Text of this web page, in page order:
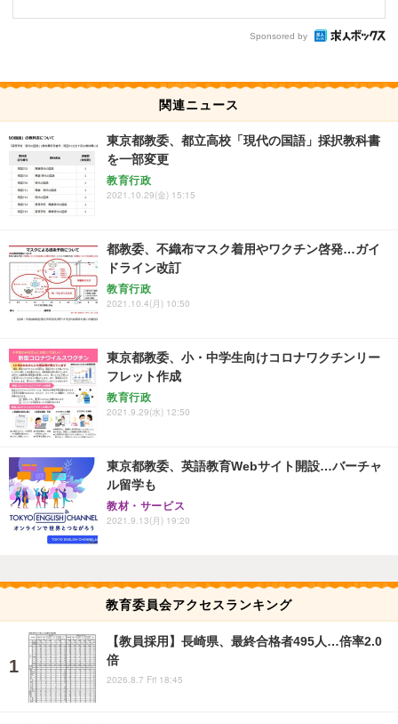
Sponsored by
関連ニュース
東京都教委、都立高校「現代の国語」採択教科書
を一部変更
教育行政
2021.10.29(金) 15:15
都教委、不織布マスク着用やワクチン啓発…ガイ
ドライン改訂
教育行政
2021.10.4(月) 10:50
東京都教委、小・中学生向けコロナワクチンリー
フレット作成
教育行政
2021.9.29(水) 12:50
東京都教委、英語教育Webサイト開設…バーチャ
ル留学も
教材・サービス
2021.9.13(月) 19:20
教育委員会アクセスランキング
【教員採用】長崎県、最終合格者495人…倍率2.0
倍
2026.8.7 Fri 18:45